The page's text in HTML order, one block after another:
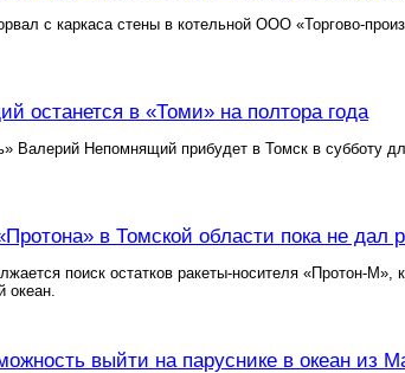
с каркаса стены в котельной ООО «Торгово-
останется в «Томи» на полтора года
Валерий Непомнящий прибудет в Томск в субботу
в Томской области пока не дал
поиск остатков ракеты-носителя «Протон-
океан.
выйти на паруснике в океан из